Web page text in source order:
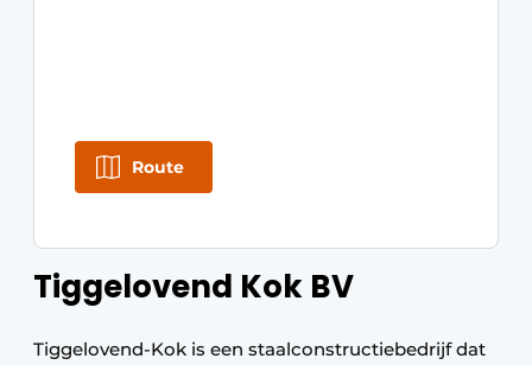
Tiggelovend Kok BV
Tiggelovend-Kok is een staalconstructiebedrijf dat
Route